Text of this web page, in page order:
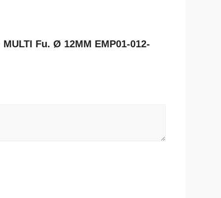
Fu. Ø 12MM EMP01-012-